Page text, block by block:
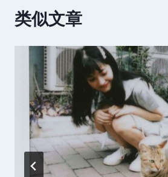
类似文章